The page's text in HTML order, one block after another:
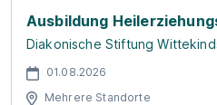
Ausbildung
Diakonische Stiftung
01.08.2026
Mehrere Standorte